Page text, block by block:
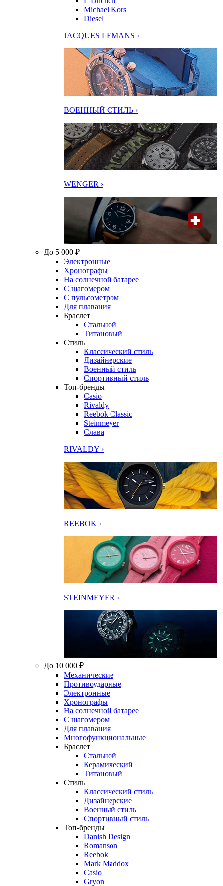
Michael Kors
Diesel
JACQUES LEMANS ›
ВОЕННЫЙ СТИЛЬ ›
WENGER ›
До 5 000 ₽
Электронные
Хронографы
На солнечной батарее
С шагомером
С пульсометром
Для плавания
Браслет
Стальной
Титановый
Стиль
Классический стиль
Дизайнерские
Военный стиль
Спортивный стиль
Топ-бренды
Casio
Rivaldy
Reebok Classic
Steinmeyer
Слава
RIVALDY ›
REEBOK ›
STEINMEYER ›
До 10 000 ₽
Механические
Противоударные
Электронные
Хронографы
На солнечной батарее
С шагомером
Для плавания
Многофункциональные
Браслет
Стальной
Керамический
Титановый
Стиль
Классический стиль
Дизайнерские
Военный стиль
Спортивный стиль
Топ-бренды
Danish Design
Romanson
Reebok
Mark Maddox
Casio
Gryon